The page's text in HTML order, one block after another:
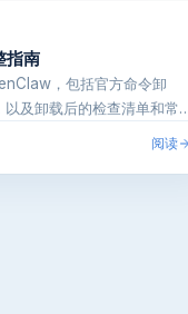
指南
，包括官方命令卸
及卸载后的检查清单和常
阅读